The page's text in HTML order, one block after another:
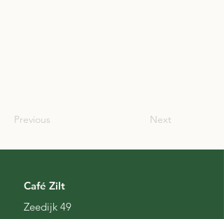
Previous Next
Café Zilt
Zeedijk 49